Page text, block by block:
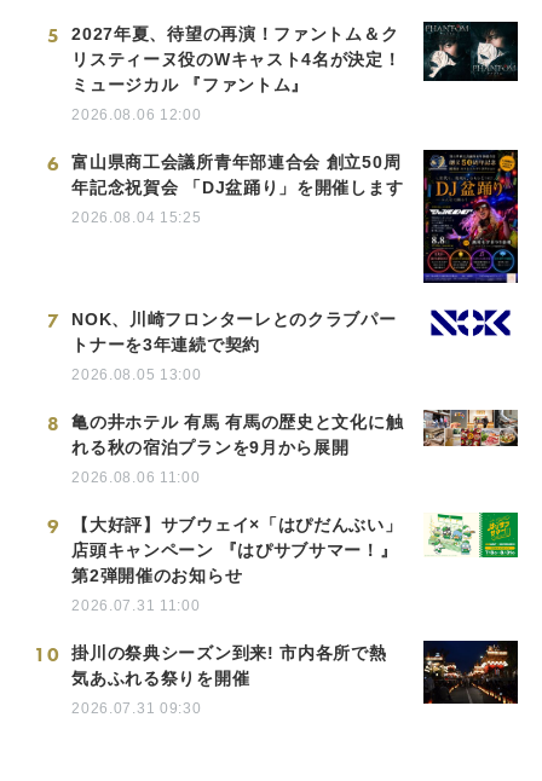
5
2027年夏、待望の再演！ファントム＆ク
リスティーヌ役のWキャスト4名が決定！
ミュージカル 『ファントム』
2026.08.06 12:00
6
富山県商工会議所青年部連合会 創立50周
年記念祝賀会 「DJ盆踊り」を開催します
2026.08.04 15:25
7
NOK、川崎フロンターレとのクラブパー
トナーを3年連続で契約
2026.08.05 13:00
8
亀の井ホテル 有馬 有馬の歴史と文化に触
れる秋の宿泊プランを9月から展開
2026.08.06 11:00
9
【大好評】サブウェイ×「はぴだんぶい」
店頭キャンペーン 『はぴサブサマー！』
第2弾開催のお知らせ
2026.07.31 11:00
10
掛川の祭典シーズン到来! 市内各所で熱
気あふれる祭りを開催
2026.07.31 09:30